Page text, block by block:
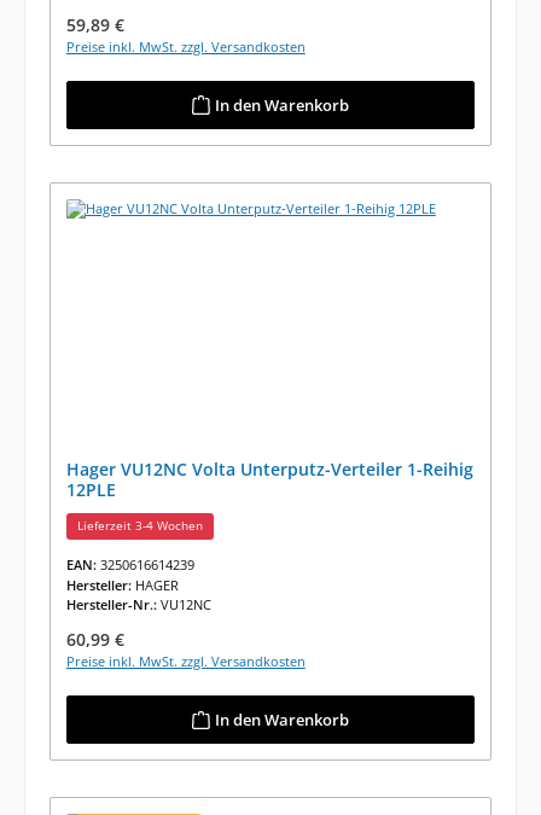
Regulärer Preis:
59,89 €
Preise inkl. MwSt. zzgl. Versandkosten
In den Warenkorb
Hager VU12NC Volta Unterputz-Verteiler 1-Reihig
12PLE
Lieferzeit 3-4 Wochen
EAN: 3250616614239
Hersteller: HAGER
Hersteller-Nr.: VU12NC
Regulärer Preis:
60,99 €
Preise inkl. MwSt. zzgl. Versandkosten
In den Warenkorb